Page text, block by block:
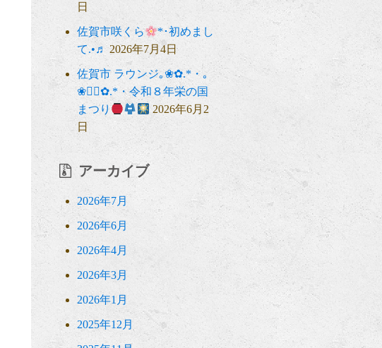
日
佐賀市咲くら
*･初めまし
て.•♬ 2026年7月4日
佐賀市 ラウンジ｡❀✿.*・｡
❀❁⃘✿.*・令和８年栄の国
まつり
2026年6月2
日
アーカイブ
2026年7月
2026年6月
2026年4月
2026年3月
2026年1月
2025年12月